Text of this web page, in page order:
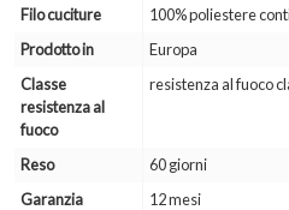
Filo cuciture
100% poliestere
Prodotto in
Europa
Classe
resistenza al
fuoco
resistenza al fuoco
Reso
60 giorni
Garanzia
12 mesi